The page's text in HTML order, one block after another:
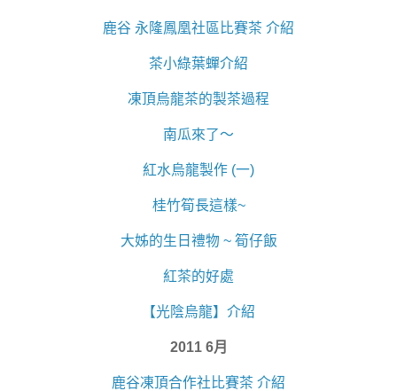
鹿谷 永隆鳳凰社區比賽茶 介紹
茶小綠葉蟬介紹
凍頂烏龍茶的製茶過程
南瓜來了～
紅水烏龍製作 (一)
桂竹筍長這樣~
大姊的生日禮物 ~ 筍仔飯
紅茶的好處
【光陰烏龍】介紹
2011 6月
鹿谷凍頂合作社比賽茶 介紹